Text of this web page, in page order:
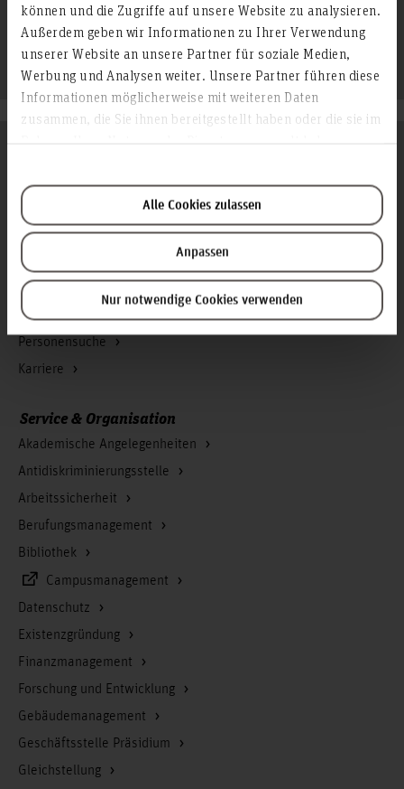
können und die Zugriffe auf unsere Website zu analysieren.
Außerdem geben wir Informationen zu Ihrer Verwendung
unserer Website an unsere Partner für soziale Medien,
Werbung und Analysen weiter. Unsere Partner führen diese
Informationen möglicherweise mit weiteren Daten
zusammen, die Sie ihnen bereitgestellt haben oder die sie im
Alle Cookies zulassen
Anpassen
Nur notwendige Cookies verwenden
Infos zur Hochschule
Kontakt und Anreise
Startseite Hochschule Hannover
Presse
Personensuche
Karriere
Service & Organisation
Akademische Angelegenheiten
Antidiskriminierungsstelle
Arbeitssicherheit
Berufungsmanagement
Bibliothek
Campusmanagement
Datenschutz
Existenzgründung
Finanzmanagement
Forschung und Entwicklung
Gebäudemanagement
Geschäftsstelle Präsidium
Gleichstellung